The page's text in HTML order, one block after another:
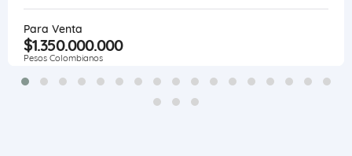
Para Venta
$1.350.000.000
Pesos Colombianos